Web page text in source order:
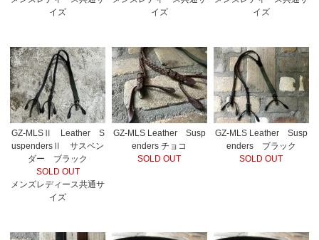
イズ
イズ
イズ
GZ-MLSⅡ Leather S
uspendersⅡ サスペン
ダー ブラック
SOLD OUT
メンズレディース共通サ
イズ
GZ-MLS Leather Susp
enders チョコ
SOLD OUT
GZ-MLS Leather Susp
enders ブラック
SOLD OUT